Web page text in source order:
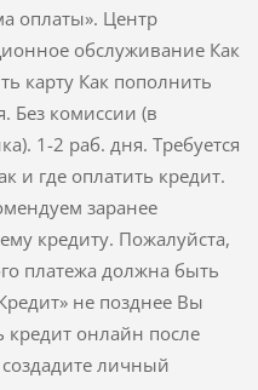
оплаты». Центр
обслуживание Как
карту Как пополнить
Без комиссии (в
1-2 раб. дня. Требуется
и где оплатить кредит.
заранее
кредиту. Пожалуйста,
платежа должна быть
не позднее Вы
кредит онлайн после
создадите личный